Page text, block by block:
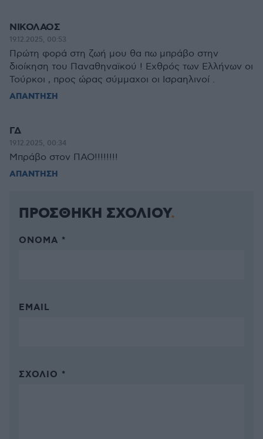
ΝΙΚΟΛΑΟΣ
19.12.2025, 00:53
Πρώτη φορά στη ζωή μου θα πω μπράβο στην
διοίκηση του Παναθηναϊκού ! Εχθρός των Ελλήνων οι
Τούρκοι , προς ώρας σύμμαχοι οι Ισραηλινοί .
ΑΠΑΝΤΗΣΗ
ΓΔ
19.12.2025, 00:34
Μπράβο στον ΠΑΟ!!!!!!!!
ΑΠΑΝΤΗΣΗ
ΠΡΟΣΘΗΚΗ ΣΧΟΛΙΟΥ
ΌΝΟΜΑ *
EMAIL
ΣΧΌΛΙΟ *